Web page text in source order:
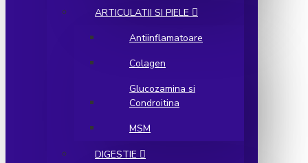
ARTICULATII SI PIELE
Antiinflamatoare
Colagen
Glucozamina si
Condroitina
MSM
DIGESTIE